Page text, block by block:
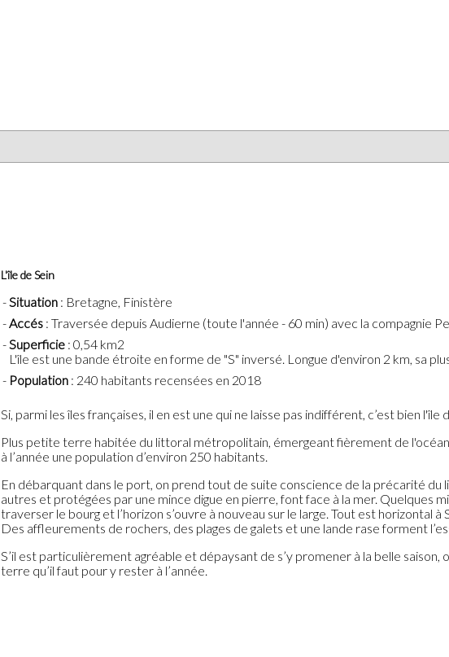
L'île de Sein
Situation: Bretagne, Finistère
Accés: Traversée depuis Audierne (toute l'année - 60 min) avec la compagnie
Superficie: 0,54 km2
L'île est une bande étroite en forme de "S" inversé. Longue d'environ 2 km, sa
Population: 240 habitants recensées en 2018
Si, parmi les îles françaises, il en est une qui ne laisse pas indifférent, c’est bien l'île
Plus petite terre habitée du littoral métropolitain, émergeant fièrement de
à l’année une population d’environ 250 habitants.
En débarquant dans le port, on prend tout de suite conscience de la précarité du
autres et protégées par une mince digue en pierre, font face à la mer. Quelques
traverser le bourg et l’horizon s’ouvre à nouveau sur le large. Tout est horizontal à
Des affleurements de rochers, des plages de galets et une lande rase forment
S’il est particulièrement agréable et dépaysant de s’y promener à la belle saison,
terre qu’il faut pour y rester à l’année.